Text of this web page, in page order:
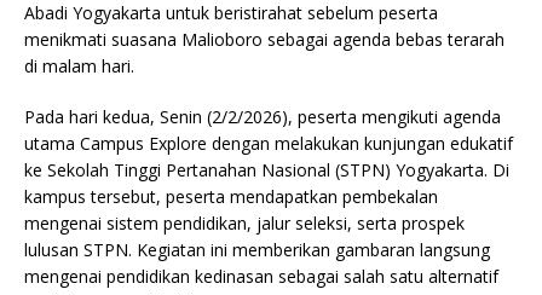
Abadi Yogyakarta untuk beristirahat sebelum peserta
menikmati suasana Malioboro sebagai agenda bebas terarah
di malam hari.
Pada hari kedua, Senin (2/2/2026), peserta mengikuti agenda
utama Campus Explore dengan melakukan kunjungan edukatif
ke Sekolah Tinggi Pertanahan Nasional (STPN) Yogyakarta. Di
kampus tersebut, peserta mendapatkan pembekalan
mengenai sistem pendidikan, jalur seleksi, serta prospek
lulusan STPN. Kegiatan ini memberikan gambaran langsung
mengenai pendidikan kedinasan sebagai salah satu alternatif